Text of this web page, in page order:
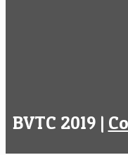
BVTC 2019 |